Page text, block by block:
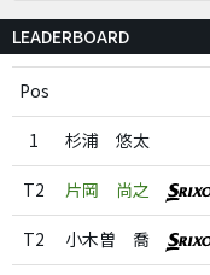
LEADERBOARD
Pos
1 杉浦 悠太
T2 片岡 尚之
T2 小木曽 喬